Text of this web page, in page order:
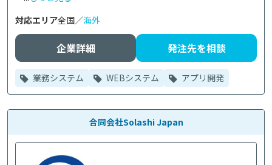
対応エリア全国／海外
企業詳細 発注先を相談
業務システム WEBシステム アプリ開発
合同会社Solashi Japan